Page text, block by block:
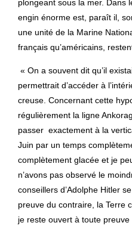
plongeant sous la mer. Dans
engin énorme est, paraît il,
une unité de la Marine
français qu’américains,
« On a souvent dit qu’il
permettrait d’accéder à
creuse. Concernant cette
régulièrement la ligne
passer exactement à la
Juin par un temps
complètement glacée et je
n’avons pas observé le
conseillers d’Adolphe Hitler
preuve du contraire, la Terre
je reste ouvert à toute preuve